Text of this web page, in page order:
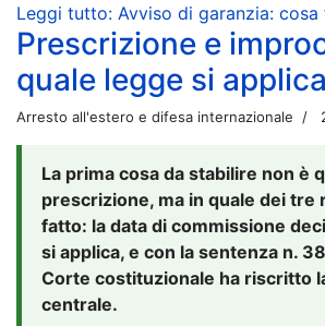
Leggi tutto: Avviso di garanzia: cosa
Prescrizione e
quale legge si applica
Arresto all'estero e difesa internazionale
La prima cosa da stabilire non è
prescrizione, ma in quale dei tre
fatto: la data di commissione
si applica, e con la sentenza n.
Corte costituzionale ha riscritto
centrale.